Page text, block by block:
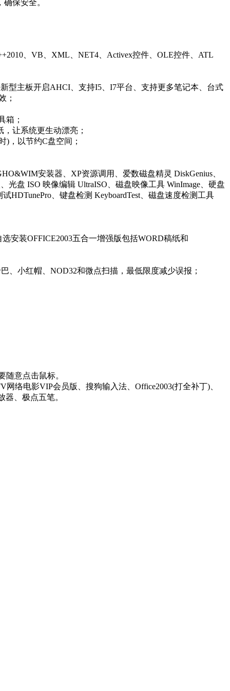
保安全。
、VB、XML、NET4、Activex控件、OLE控件、ATL
新型主板开启AHCI、支持I5、I7平台、支持更多笔记本、台式
；
箱；
让系统更生动漂亮；
)，以节约C盘空间；
安装器、XP资源调用、爱数磁盘精灵 DiskGenius、
盘 ISO 映像编辑 UltraISO、磁盘映像工具 WinImage、硬盘
HDTunePro、键盘检测 KeyboardTest、磁盘速度检测工具
安装OFFICE2003五合一增强版包括WORD稿纸和
、小红帽、NOD32和微点扫描，最低限度减少误报；
意点击鼠标。
络电影VIP会员版、搜狗输入法、Office2003(打全补丁)、
、极点五笔。